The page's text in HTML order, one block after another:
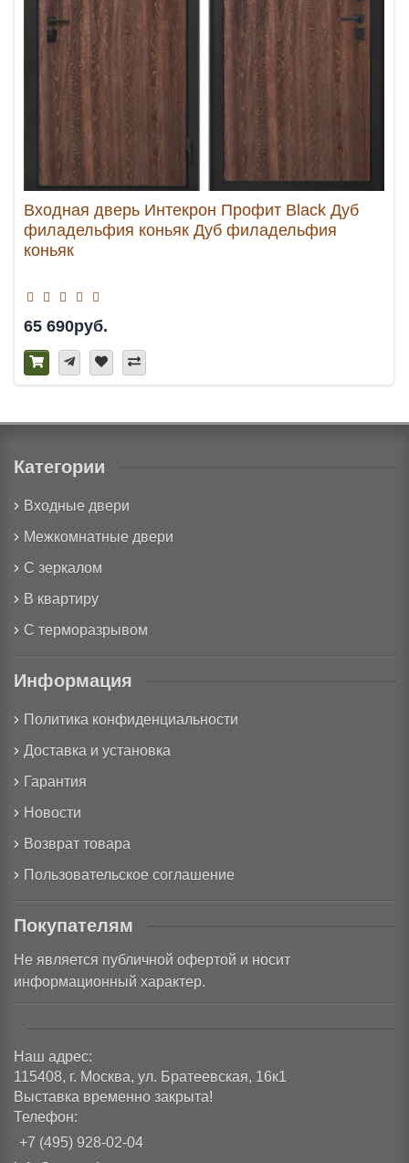
Входная дверь Интекрон Профит Black Дуб
филадельфия коньяк Дуб филадельфия
коньяк
65 690руб.
Категории
Входные двери
Межкомнатные двери
С зеркалом
В квартиру
С терморазрывом
Информация
Политика конфиденциальности
Доставка и установка
Гарантия
Новости
Возврат товара
Пользовательское соглашение
Покупателям
Не является публичной офертой и носит
информационный характер.
Наш адрес:
115408, г. Москва, ул. Братеевская, 16к1
Выставка временно закрыта!
Телефон:
+7 (495) 928-02-04